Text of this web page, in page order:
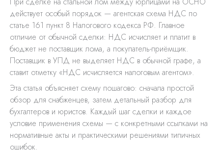
действует особый порядок — агентская схема НДС по
статье 161 пункт 8 Налогового кодекса РФ. Главное
отличие от обычной сделки: НДС исчисляет и платит в
бюджет не поставщик лома, а покупатель-приёмщик.
Поставщик в УПД не выделяет НДС в обычной графе, а
ставит отметку «НДС исчисляется налоговым агентом».
Эта статья объясняет схему пошагово: сначала простой
обзор для снабженцев, затем детальный разбор для
бухгалтеров и юристов. Каждый шаг сделки и каждое
условие применения схемы — с конкретными ссылками на
нормативные акты и практическими решениями типичных
ошибок.